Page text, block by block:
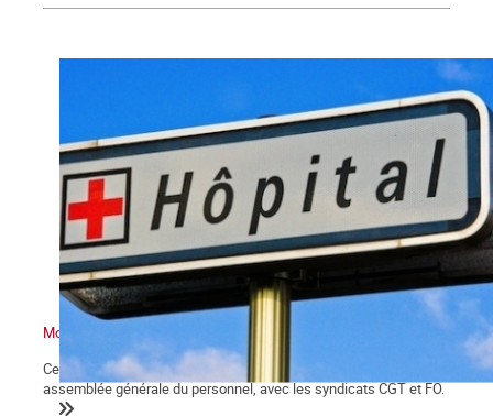
Motion adoptée à l'hôpital Broca
Cette motion a été adoptée à l'hôpital Broca de Paris lors d'une
assemblée générale du personnel, avec les syndicats CGT et FO.